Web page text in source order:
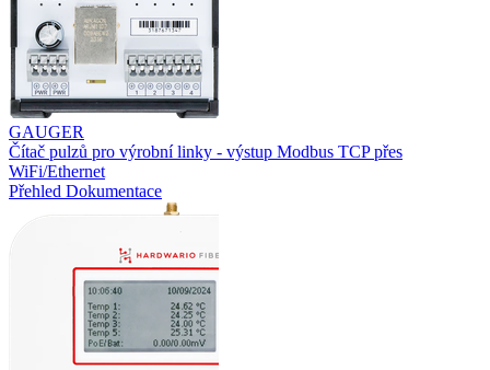
GAUGER
Čítač pulzů pro výrobní linky - výstup Modbus TCP přes
WiFi/Ethernet
Přehled Dokumentace